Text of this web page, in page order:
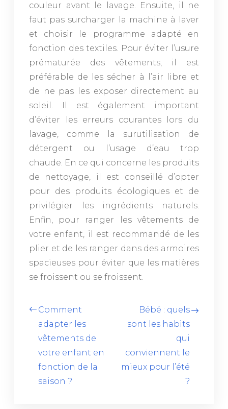
couleur avant le lavage. Ensuite, il ne
faut pas surcharger la machine à laver
et choisir le programme adapté en
fonction des textiles. Pour éviter l’usure
prématurée des vêtements, il est
préférable de les sécher à l’air libre et
de ne pas les exposer directement au
soleil. Il est également important
d’éviter les erreurs courantes lors du
lavage, comme la surutilisation de
détergent ou l’usage d’eau trop
chaude. En ce qui concerne les produits
de nettoyage, il est conseillé d’opter
pour des produits écologiques et de
privilégier les ingrédients naturels.
Enfin, pour ranger les vêtements de
votre enfant, il est recommandé de les
plier et de les ranger dans des armoires
spacieuses pour éviter que les matières
se froissent ou se froissent.
Comment
adapter les
vêtements de
votre enfant en
fonction de la
saison ?
Bébé : quels
sont les habits
qui
conviennent le
mieux pour l’été
?